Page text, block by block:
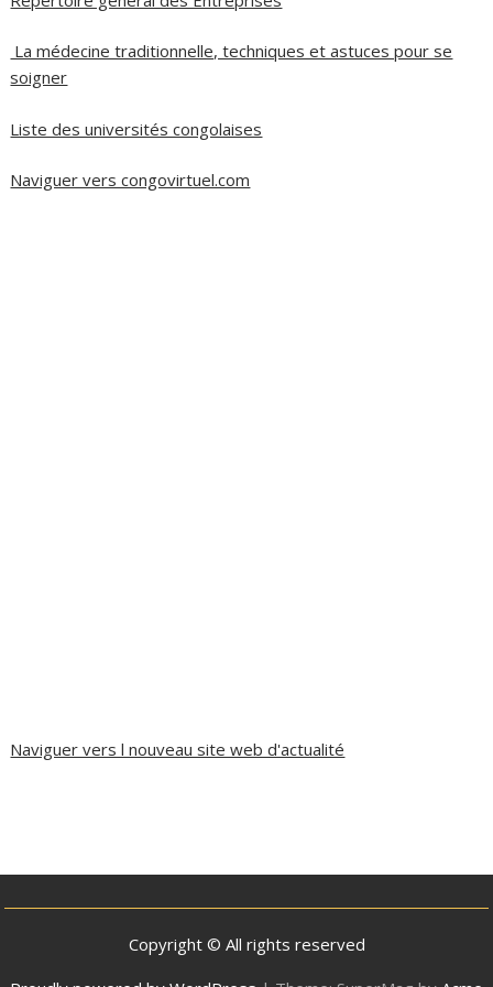
La médecine traditionnelle, techniques et astuces pour se
soigner
Liste des universités congolaises
Naviguer vers congovirtuel.com
Naviguer vers l nouveau site web d'actualité
Copyright © All rights reserved